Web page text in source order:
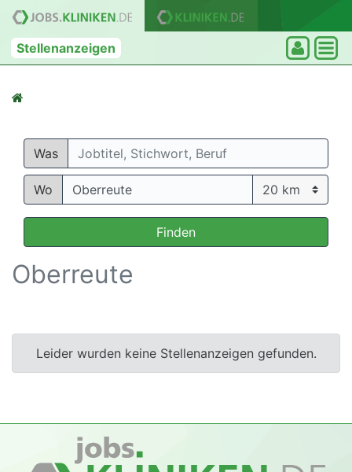
Stellenanzeigen
Was
Wo
Finden
Oberreute
Leider wurden keine Stellenanzeigen gefunden.